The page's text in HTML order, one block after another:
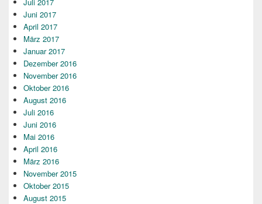
Juni 2017
April 2017
März 2017
Januar 2017
Dezember 2016
November 2016
Oktober 2016
August 2016
Juli 2016
Juni 2016
Mai 2016
April 2016
März 2016
November 2015
Oktober 2015
August 2015